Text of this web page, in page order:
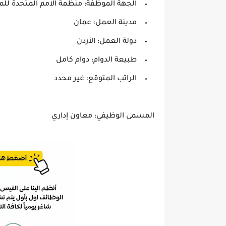
الجهة الموظفة: منظمة الامم المتحدة
مدينة العمل: عمان
دولة العمل: الأردن
طبيعة الدوام: دوام كامل
الراتب المتوقع: غير محدد
المسمى الوظيفي: معاون إداري